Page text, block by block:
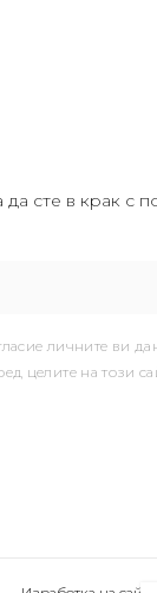
сте в крак с
личните ви
целите на този